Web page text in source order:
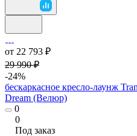
от 22 793 ₽
29 990 ₽
-24%
бескаркасное кресло-лаунж
Dream (Велюр)
0
0
Под заказ